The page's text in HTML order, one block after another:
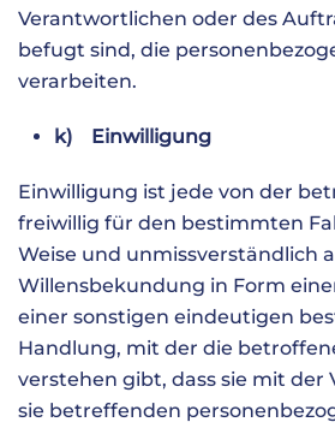
Verantwortlichen oder des
befugt sind, die
verarbeiten.
k) Einwilligung
Einwilligung ist jede von der
freiwillig für den bestimmten
Weise und unmissverständlich
Willensbekundung in Form
einer sonstigen eindeutigen
Handlung, mit der die
verstehen gibt, dass sie mit der
sie betreffenden